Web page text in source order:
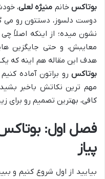
بوتاکسخانم منیژه لعلی،
دوست دلسوز، دستتون رو می
نشون میده؛ از اینکه اصلاً
معایبش، و حتی جایگزین
هدف این مقاله هم اینه که
بوتاکس رو براتون آماده
مهم ترین نکاتش باخبر
کافی، بهترین تصمیم رو برای
فصل اول:
پیاز
بیایید از اول شروع کنیم و